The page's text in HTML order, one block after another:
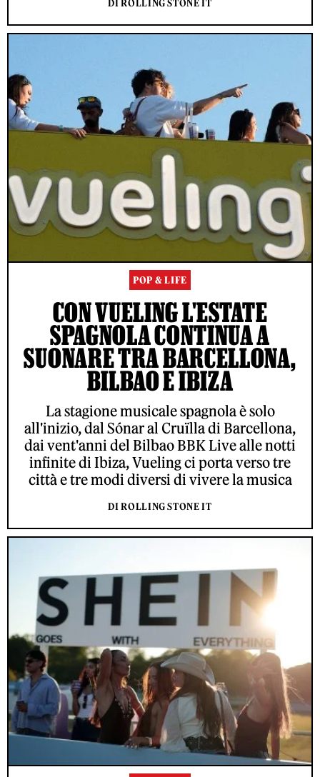
DI ROLLING STONE IT
POP & LIFE
CON VUELING L'ESTATE
SPAGNOLA CONTINUA A
SUONARE TRA BARCELLONA,
BILBAO E IBIZA
La stagione musicale spagnola è solo
all'inizio, dal Sónar al Cruïlla di Barcellona,
dai vent'anni del Bilbao BBK Live alle notti
infinite di Ibiza, Vueling ci porta verso tre
città e tre modi diversi di vivere la musica
DI ROLLING STONE IT